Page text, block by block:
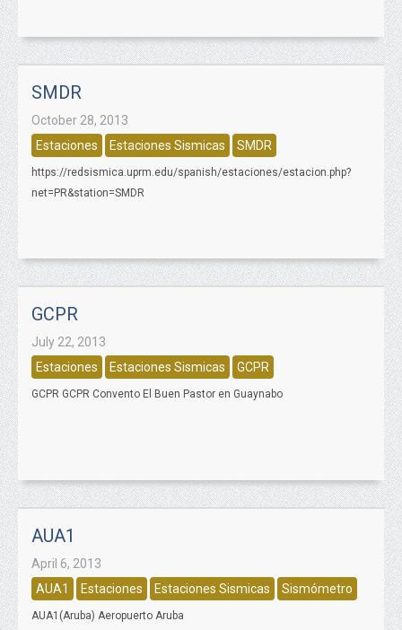
SMDR
October 28, 2013
Estaciones
Estaciones Sismicas SMDR
https://redsismica.uprm.edu/spanish/estaciones/estacion.php?
net=PR&station=SMDR
GCPR
July 22, 2013
Estaciones
Estaciones Sismicas GCPR
GCPR GCPR Convento El Buen Pastor en Guaynabo
AUA1
April 6, 2013
AUA1
Estaciones Estaciones Sismicas Sismómetro
AUA1(Aruba) Aeropuerto Aruba